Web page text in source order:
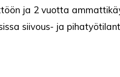
ja 2 vuotta
siivous- ja